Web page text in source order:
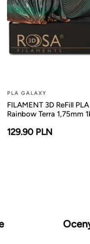
PLA GALAXY
FILAMENT 3D ReFill
Rainbow Terra 1,75mm
129.90 PLN